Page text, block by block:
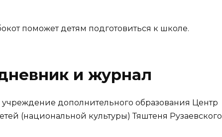
поможет детям подготовиться к школе.
и журнал
дополнительного образования Центр
(национальной культуры) Тяштеня Рузаевского